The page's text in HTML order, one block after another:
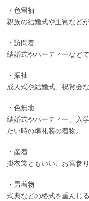
・色留袖
親族の結婚式や主賓など
・訪問着
結婚式やパーティーなど
・振袖
成人式や結婚式、祝賀会
・色無地
結婚式やパーティー、入
たい時の準礼装の着物。
・産着
掛衣裳ともいい、お宮参
・男着物
式典などの格式を重んじ